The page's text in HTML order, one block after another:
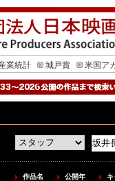
業統計 城戸賞 米国ア
作品名 公開年